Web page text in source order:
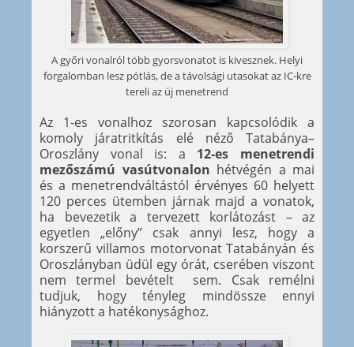
A győri vonalról több gyorsvonatot is kivesznek. Helyi
forgalomban lesz pótlás, de a távolsági utasokat az IC-kre
tereli az új menetrend
Az 1-es vonalhoz szorosan kapcsolódik a
komoly járatritkítás elé néző Tatabánya–
Oroszlány vonal is: a 12-es menetrendi
mezőszámú vasútvonalon hétvégén a mai
és a menetrendváltástól érvényes 60 helyett
120 perces ütemben járnak majd a vonatok,
ha bevezetik a tervezett korlátozást – az
egyetlen „előny” csak annyi lesz, hogy a
korszerű villamos motorvonat Tatabányán és
Oroszlányban üdül egy órát, cserében viszont
nem termel bevételt sem. Csak remélni
tudjuk, hogy tényleg mindössze ennyi
hiányzott a hatékonysághoz.